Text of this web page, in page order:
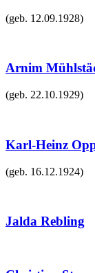
(geb. 12.09.1928)
Arnim
(geb. 22.10.1929)
Karl-Heinz
(geb. 16.12.1924)
Jalda Rebling